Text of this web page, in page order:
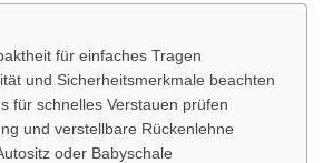
für einfaches Tragen
und Sicherheitsmerkmale beachten
für schnelles Verstauen prüfen
und verstellbare Rückenlehne
oder Babyschale